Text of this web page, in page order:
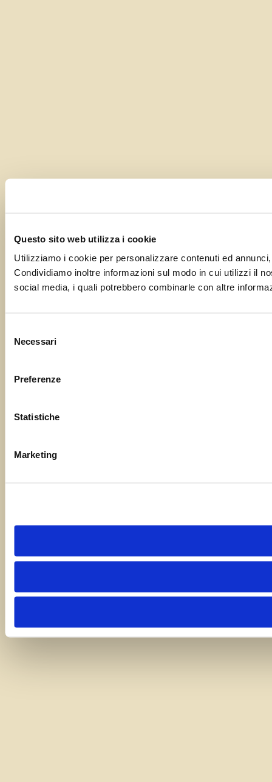
Questo sito web utilizza i cookie
Utilizziamo i cookie per personalizzare contenuti ed
Condividiamo inoltre informazioni sul modo in cui utilizzi il
social media, i quali potrebbero combinarle con altre
delNecessari
Preferenze
Statistiche
Marketing